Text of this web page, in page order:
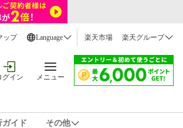
ップ Language 楽天市場 楽天グループ
グイン メニュー
ガイド その他